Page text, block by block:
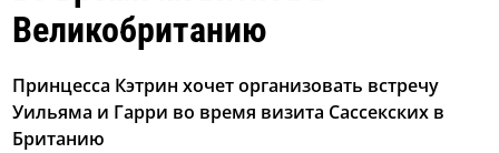
Великобританию
Принцесса Кэтрин хочет организовать встречу
Уильяма и Гарри во время визита Сассекских в
Британию